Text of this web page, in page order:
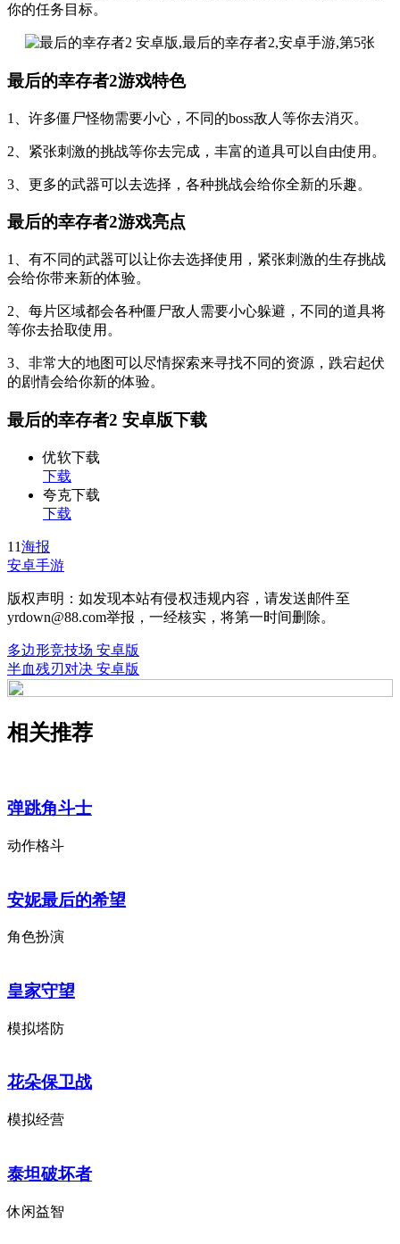
你的任务目标。
最后的幸存者2游戏特色
1、许多僵尸怪物需要小心，不同的boss敌人等你去消灭。
2、紧张刺激的挑战等你去完成，丰富的道具可以自由使用。
3、更多的武器可以去选择，各种挑战会给你全新的乐趣。
最后的幸存者2游戏亮点
1、有不同的武器可以让你去选择使用，紧张刺激的生存挑战
会给你带来新的体验。
2、每片区域都会各种僵尸敌人需要小心躲避，不同的道具将
等你去拾取使用。
3、非常大的地图可以尽情探索来寻找不同的资源，跌宕起伏
的剧情会给你新的体验。
最后的幸存者2 安卓版下载
优软下载
下载
夸克下载
下载
11海报
安卓手游
版权声明：如发现本站有侵权违规内容，请发送邮件至
yrdown@88.com举报，一经核实，将第一时间删除。
多边形竞技场 安卓版
半血残刃对决 安卓版
相关推荐
弹跳角斗士
动作格斗
安妮最后的希望
角色扮演
皇家守望
模拟塔防
花朵保卫战
模拟经营
泰坦破坏者
休闲益智